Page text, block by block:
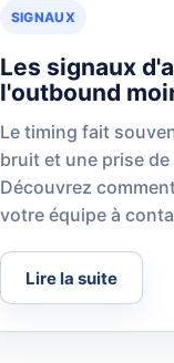
SIGNAUX
Les signaux
l'outbound
Le timing fait
bruit et une prise
Découvrez
votre équipe à
Lire la suite